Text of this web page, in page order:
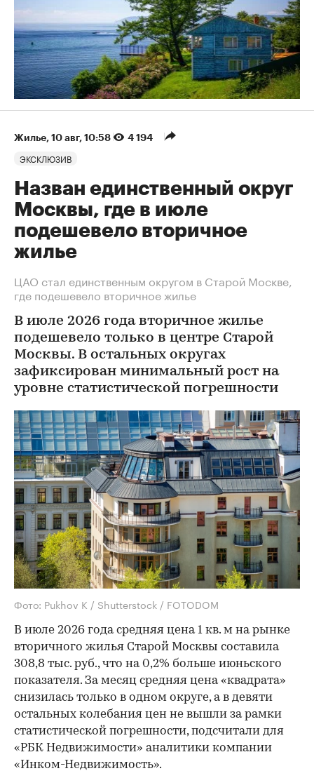
Жилье 10 авг, 10:58 4 194
ЭКСКЛЮЗИВ
Назван единственный округ
Москвы, где в июле
подешевело вторичное
жилье
ЦАО стал единственным округом в Старой Москве,
где подешевело вторичное жилье
В июле 2026 года вторичное жилье
подешевело только в центре Старой
Москвы. В остальных округах
зафиксирован минимальный рост на
уровне статистической погрешности
Фото: Pukhov K / Shutterstock / FOTODOM
В июле 2026 года средняя цена 1 кв. м на рынке
вторичного жилья Старой Москвы составила
308,8 тыс. руб., что на 0,2% больше июньского
показателя. За месяц средняя цена «квадрата»
снизилась только в одном округе, а в девяти
остальных колебания цен не вышли за рамки
статистической погрешности, подсчитали для
«РБК Недвижимости» аналитики компании
«Инком-Недвижимость».